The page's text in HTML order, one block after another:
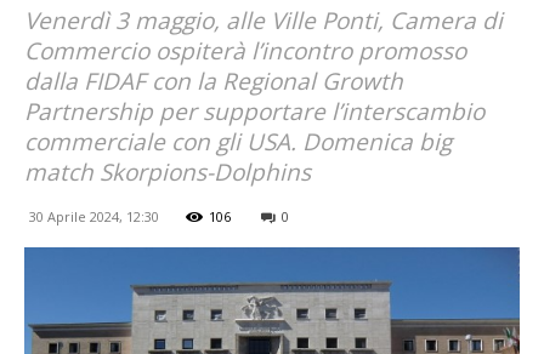
Venerdì 3 maggio, alle Ville Ponti, Camera di
Commercio ospiterà l’incontro promosso
dalla FIDAF con la Regional Growth
Partnership per supportare l’interscambio
commerciale con gli USA. Domenica big
match Skorpions-Dolphins
30 Aprile 2024, 12:30 106 0